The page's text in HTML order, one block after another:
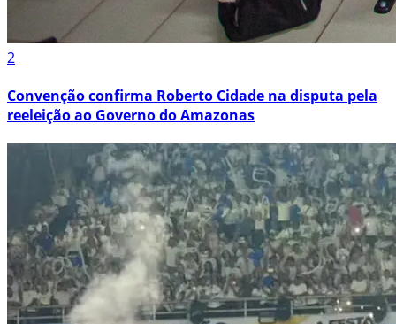
2
Convenção confirma Roberto Cidade na disputa pela
reeleição ao Governo do Amazonas